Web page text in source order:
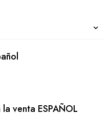
venta ESPAÑOL